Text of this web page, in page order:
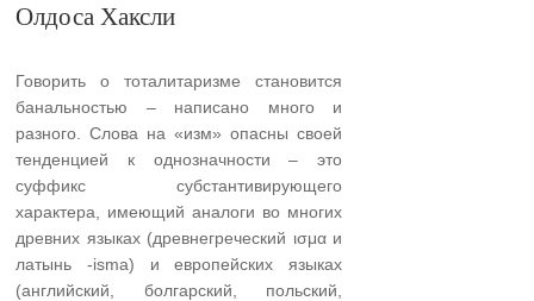
Олдоса Хаксли
Говорить о тоталитаризме становится
банальностью – написано много и
разного. Слова на «изм» опасны своей
тенденцией к однозначности – это
суффикс субстантивирующего
характера, имеющий аналоги во многих
древних языках (древнегреческий ισμα и
латынь -isma) и европейских языках
(английский, болгарский, польский,